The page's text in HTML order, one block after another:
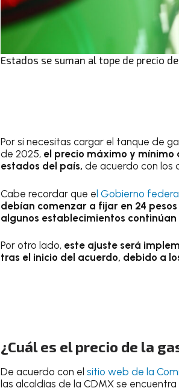
Estados se suman al tope de precio
Por si necesitas cargar el tanque de
de 2025, el precio máximo y mínimo
estados del país, de acuerdo con los
Cabe recordar que el Gobierno
debían comenzar a fijar en 24
algunos establecimientos
Por otro lado, este ajuste será
tras el inicio del acuerdo, debido a
¿Cuál es el precio de la
De acuerdo con el sitio web de la
las alcaldías de la CDMX se